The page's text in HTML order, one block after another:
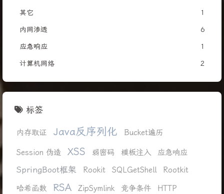
其它 1
内网渗透 6
应急响应 1
计算机网络 2
标签
内存取证 Java反序列化 Bucket遍历
Session 伪造 XSS 弱密码 模板注入 应急响应
SpringBoot框架 Rookit SQLGetShell Rootkit
哈希函数 RSA ZipSymlink 竞争条件
HTTP